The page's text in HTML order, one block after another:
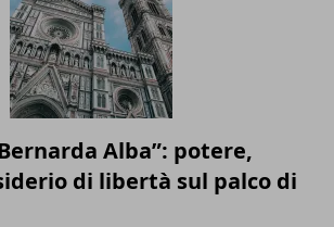
Alba”: potere,
di libertà sul palco di